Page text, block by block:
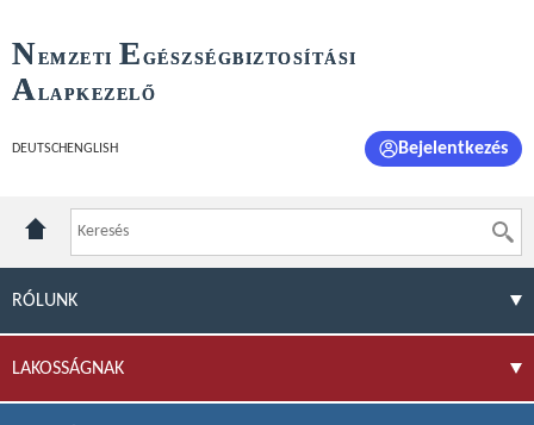
NEMZETI E GÉSZSÉGBIZTOSÍTÁSI
ALAPKEZELŐ
DEUTSCH ENGLISH Bejelentkezés
RÓLUNK
LAKOSSÁGNAK